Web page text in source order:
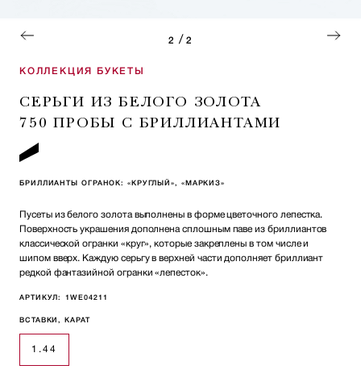
2 / 2
КОЛЛЕКЦИЯ БУКЕТЫ
СЕРЬГИ ИЗ БЕЛОГО ЗОЛОТА
750 ПРОБЫ С БРИЛЛИАНТАМИ
БРИЛЛИАНТЫ ОГРАНОК: «КРУГЛЫЙ», «МАРКИЗ»
Пусеты из белого золота выполнены в форме цветочного лепестка.
Поверхность украшения дополнена сплошным паве из бриллиантов
классической огранки «круг», которые закреплены в том числе и
шипом вверх. Каждую серьгу в верхней части дополняет бриллиант
редкой фантазийной огранки «лепесток».
АРТИКУЛ: 1WE04211
ВСТАВКИ, КАРАТ
1.44